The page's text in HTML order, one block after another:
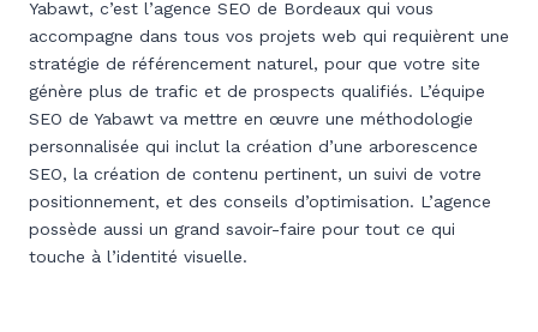
Yabawt, c’est l’agence SEO de Bordeaux qui vous
accompagne dans tous vos projets web qui requièrent une
stratégie de référencement naturel, pour que votre site
génère plus de trafic et de prospects qualifiés. L’équipe
SEO de Yabawt va mettre en œuvre une méthodologie
personnalisée qui inclut la création d’une arborescence
SEO, la création de contenu pertinent, un suivi de votre
positionnement, et des conseils d’optimisation. L’agence
possède aussi un grand savoir-faire pour tout ce qui
touche à l’identité visuelle.